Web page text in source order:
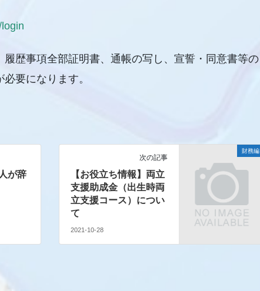
歴事項全部証明書、通帳の写し、宣誓・同意書等の
要になります。
が辞
財務編
次の記事
【お役立ち情報】両立
支援助成金（出生時両
立支援コース）につい
て
2021-10-28